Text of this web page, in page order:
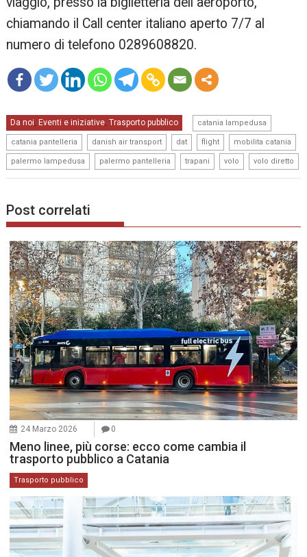
chiamando il Call center italiano aperto 7/7 al
numero di telefono 0289608820.
re
Da noi, Eventi e iniziative,Trasporto pubblico catania lampedusa
catania pantelleria danish air transport dat flight mobilita catania
palermo lampedusa palermo pantelleria trapani volo volo diretto
Post correlati
24 Marzo 2026 0
Meno linee, più corse: ecco come cambia il
trasporto pubblico a Catania
Trasporto pubblico